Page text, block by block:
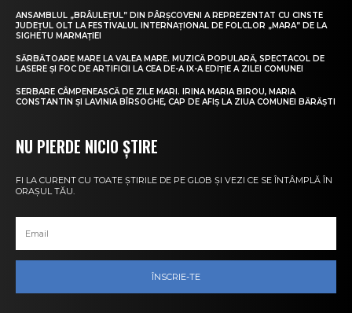
ANSAMBLUL „BRÂULEȚUL” DIN PÂRȘCOVENI A REPREZENTAT CU CINSTE
JUDEȚUL OLT LA FESTIVALUL INTERNAȚIONAL DE FOLCLOR „MARA” DE LA
SIGHETU MARMAȚIEI
SĂRBĂTOARE MARE LA VALEA MARE. MUZICĂ POPULARĂ, SPECTACOL DE
LASERE ȘI FOC DE ARTIFICII LA CEA DE-A IX-A EDIȚIE A ZILEI COMUNEI
SERBARE CÂMPENEASCĂ DE ZILE MARI. IRINA MARIA BIROU, MARIA
CONSTANTIN ȘI LAVINIA BÎRSOGHE, CAP DE AFIȘ LA ZIUA COMUNEI BĂRĂȘTI
NU PIERDE NICIO ȘTIRE
FI LA CURENT CU TOATE ȘTIRILE DE PE GLOB ȘI VEZI CE SE ÎNTÂMPLĂ ÎN
ORAȘUL TĂU.
ÎNSCRIE-TE